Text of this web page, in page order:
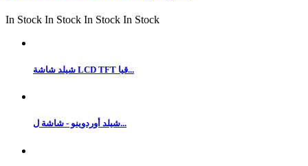
In Stock In Stock In Stock In Stock
شيلد شاشة LCD TFT قيا...
شيلد أوردوينو - شاشة ل...